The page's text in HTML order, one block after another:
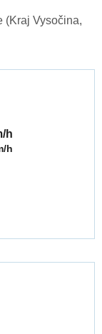
(Kraj Vysočina,
h
h